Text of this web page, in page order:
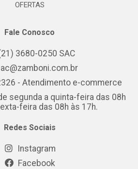
OFERTAS
Fale Conosco
3680-0250 SAC
- Atendimento e-commerce
segunda a quinta-feira das 08h
feira das 08h às 17h.
Redes Sociais
Instagram
Facebook